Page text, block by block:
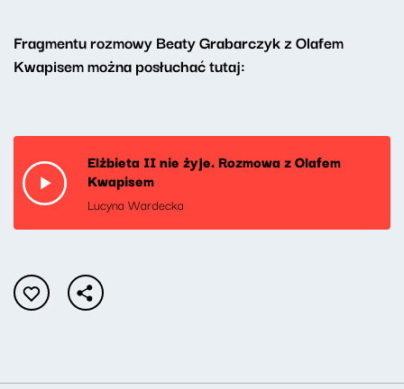
Fragmentu rozmowy Beaty Grabarczyk z Olafem
Kwapisem można posłuchać tutaj:
Elżbieta II nie żyje. Rozmowa z Olafem
Kwapisem
Lucyna Wardecka